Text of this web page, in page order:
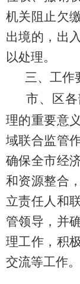
机关阻止欠
出境的，出
以处理。
三、工作
市、区
理的重要意
域联合监管
确保全市经
和资源整合
立责任人和
管领导，并
理工作，积
交流等工作。